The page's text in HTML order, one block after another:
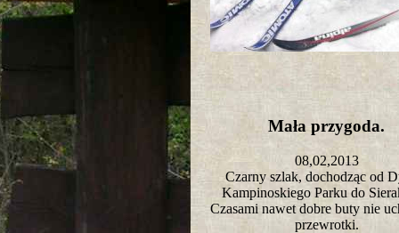
Mała przygoda.
08,02,2013
Czarny szlak, dochodząc od
Kampinoskiego Parku do
Czasami nawet dobre buty nie
przewrotki.